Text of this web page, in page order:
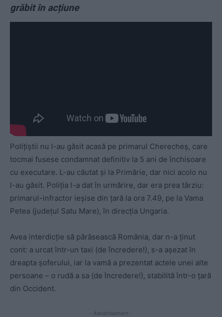
grăbit în acțiune
Poliţiştii nu l-au găsit acasă pe primarul Cherecheș, care
tocmai fusese condamnat definitiv la 5 ani de închisoare
cu executare. L-au căutat și la Primărie, dar nici acolo nu
l-au găsit. Poliția l-a dat în urmărire, dar era prea târziu:
primarul-infractor ieșise din țară la ora 7.49, pe la Vama
Petea (județul Satu Mare), în direcția Ungaria.
Avea interdicție să părăsească România, dar n-a ținut
cont: a urcat într-un taxi (de încredere!), s-a așezat în
dreapta șoferului, iar la vamă a prezentat actele unei alte
persoane – o rudă a sa (de încredere!), stabilită într-o țară
din Occident.
- Advertisement -